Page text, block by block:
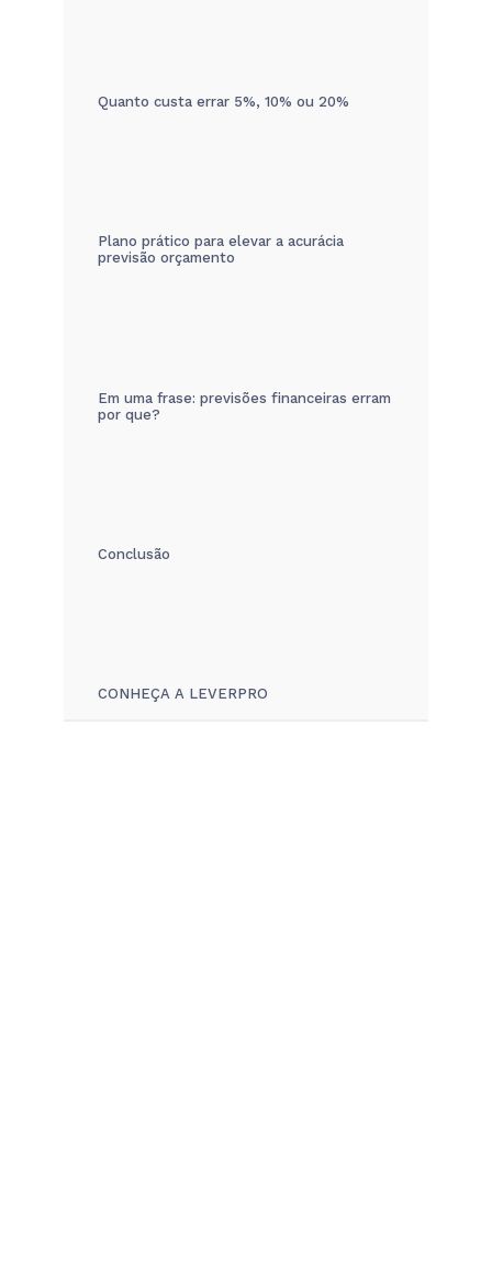
Quanto custa errar 5%, 10% ou 20%
Plano prático para elevar a acurácia
previsão orçamento
Em uma frase: previsões financeiras erram
por que?
Conclusão
CONHEÇA A LEVERPRO